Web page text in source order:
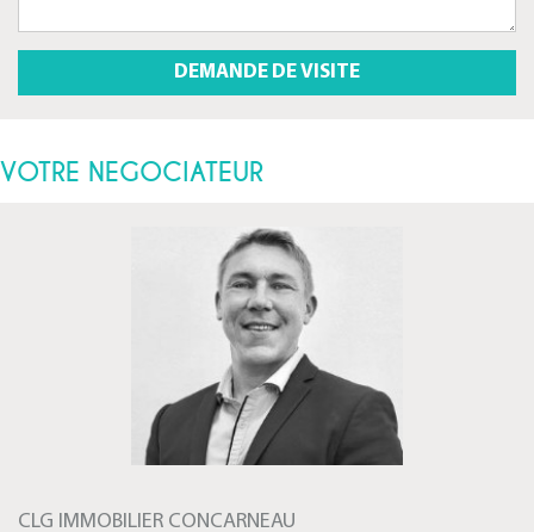
VOTRE NEGOCIATEUR
CLG IMMOBILIER CONCARNEAU